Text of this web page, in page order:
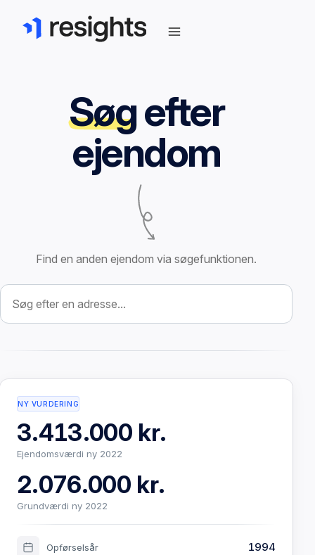
Søgefter
ejendom
Find en anden ejendom via søgefunktionen.
Søg efter ejendom
NY VURDERING
3.413.000 kr.
Ejendomsværdi ny 2022
2.076.000 kr.
Grundværdi ny 2022
Opførselsår 1994